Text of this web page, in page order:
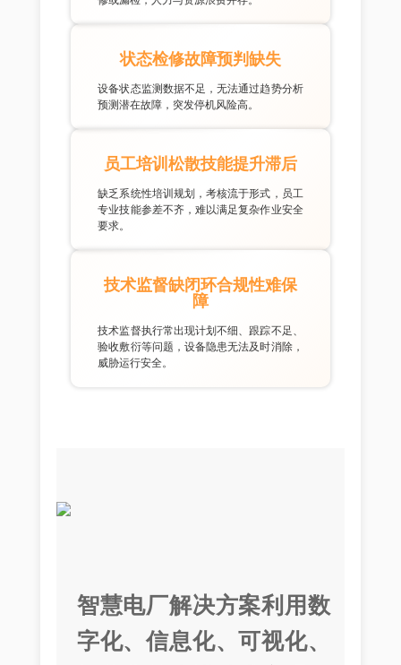
状态检修故障预判缺失
设备状态监测数据不足，无法通过趋势分析
预测潜在故障，突发停机风险高。
员工培训松散技能提升滞后
缺乏系统性培训规划，考核流于形式，员工
专业技能参差不齐，难以满足复杂作业安全
要求。
技术监督缺闭环合规性难保
障
技术监督执行常出现计划不细、跟踪不足、
验收敷衍等问题，设备隐患无法及时消除，
威胁运行安全。
智慧电厂解决方案利用数
字化、信息化、可视化、